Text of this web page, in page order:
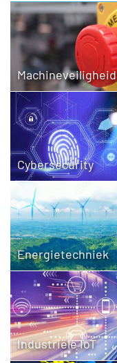
Machineveiligheid
Cybersecurity
Energietechniek
Industriële IoT